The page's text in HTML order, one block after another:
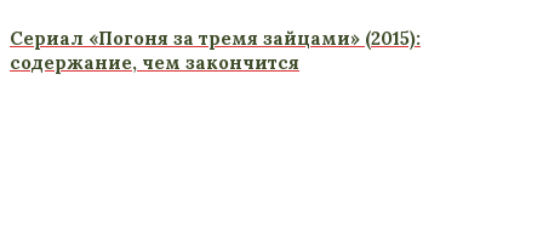
Сериал «Погоня за тремя зайцами» (2015):
содержание, чем закончится